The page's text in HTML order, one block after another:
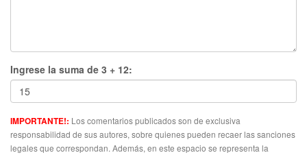
Ingrese la suma de 3 + 12:
IMPORTANTE!: Los comentarios publicados son de exclusiva
responsabilidad de sus autores, sobre quienes pueden recaer las sanciones
legales que correspondan. Además, en este espacio se representa la